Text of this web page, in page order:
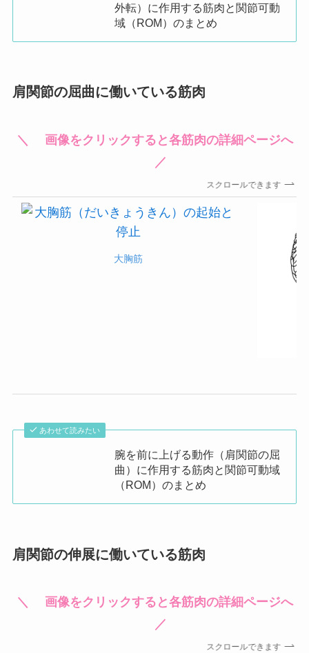
外転）に作用する筋肉と関節可動
域（ROM）のまとめ
肩関節の屈曲に働いている筋肉
＼ 画像をクリックすると各筋肉の詳細ページへ
／
スクロールできます
大胸筋
あわせて読みたい
腕を前に上げる動作（肩関節の屈
曲）に作用する筋肉と関節可動域
（ROM）のまとめ
肩関節の伸展に働いている筋肉
＼ 画像をクリックすると各筋肉の詳細ページへ
／
スクロールできます